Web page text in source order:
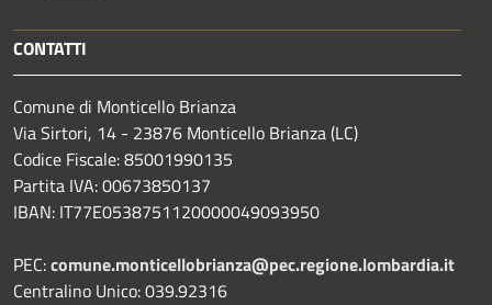
CONTATTI
Comune di Monticello Brianza
Via Sirtori, 14 - 23876 Monticello Brianza (LC)
Codice Fiscale: 85001990135
Partita IVA: 00673850137
IBAN: IT77E0538751120000049093950
PEC:comune.monticellobrianza@pec.regione.lombardia.it
Centralino Unico: 039.92316